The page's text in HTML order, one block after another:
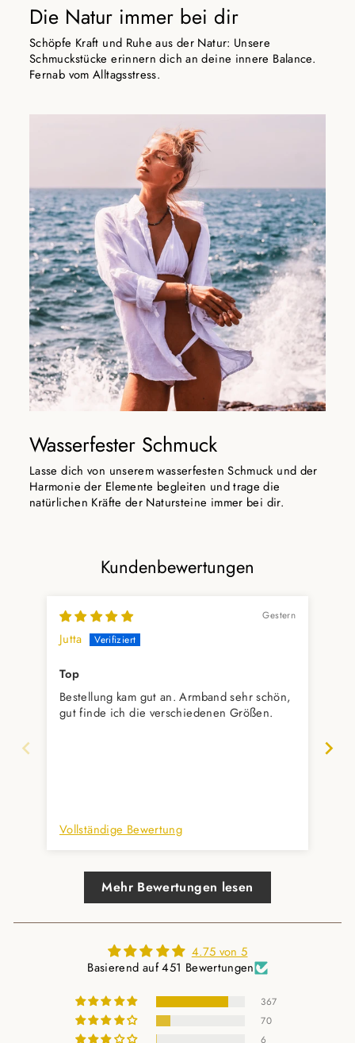
Die Natur immer bei dir
Schöpfe Kraft und Ruhe aus der Natur: Unsere
Schmuckstücke erinnern dich an deine innere Balance.
Fernab vom Alltagsstress.
Wasserfester Schmuck
Lasse dich von unserem wasserfesten Schmuck und der
Harmonie der Elemente begleiten und trage die
natürlichen Kräfte der Natursteine immer bei dir.
Kundenbewertungen
Gestern
Jutta
Top
Bestellung kam gut an. Armband sehr schön,
gut finde ich die verschiedenen Größen.
Vollständige Bewertung
Mehr Bewertungen lesen
4.75 von 5
Basierend auf 451 Bewertungen
367
70
6